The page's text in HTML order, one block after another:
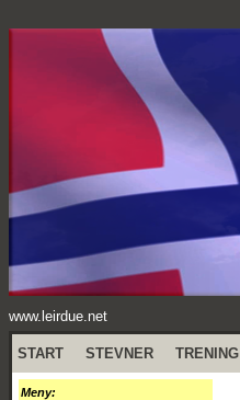
www.leirdue.net
START STEVNER TRENING
Meny: